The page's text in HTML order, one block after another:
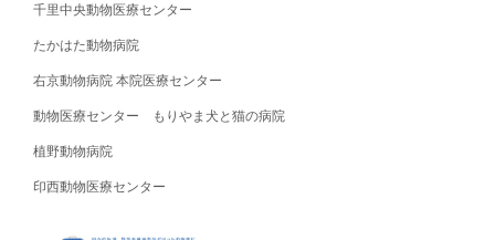
千里中央動物医療センター
たかはた動物病院
右京動物病院 本院医療センター
動物医療センター もりやま犬と猫の病院
植野動物病院
印西動物医療センター